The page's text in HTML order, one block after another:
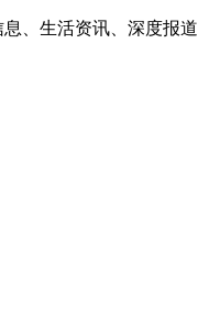
、生活资讯、深度报